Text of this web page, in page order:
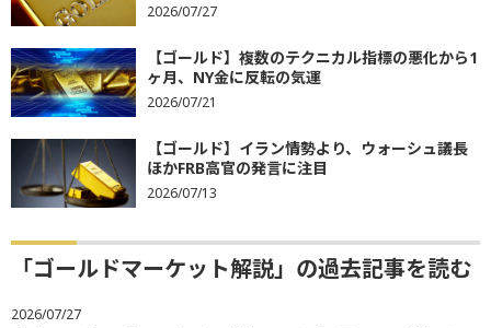
2026/07/27
【ゴールド】複数のテクニカル指標の悪化から1
ヶ月、NY金に反転の気運
2026/07/21
【ゴールド】イラン情勢より、ウォーシュ議長
ほかFRB高官の発言に注目
2026/07/13
「ゴールドマーケット解説」の過去記事を読む
2026/07/27